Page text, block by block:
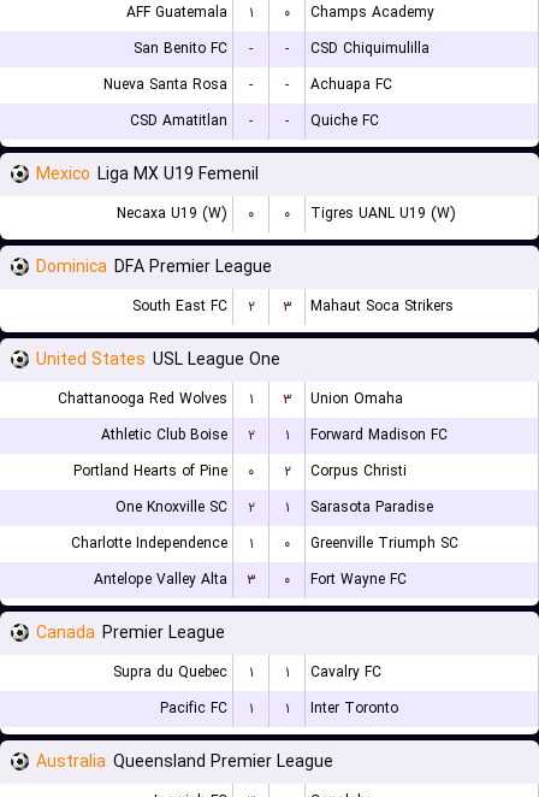
AFF Guatemala ۱ ۰
Champs Academy
San Benito FC
- -
CSD Chiquimulilla
Nueva Santa Rosa
- -
Achuapa FC
CSD Amatitlan
- - Quiche FC
Mexico Liga MX U19 Femenil
Necaxa U19 (W) ۰ ۰ Tigres UANL U19 (W)
Dominica DFA Premier League
South East FC ۲ ۳ Mahaut Soca Strikers
United States USL League One
Chattanooga Red Wolves ۱ ۳
Union Omaha
Athletic Club Boise
۲ ۱
Forward Madison FC
Portland Hearts of Pine
۰ ۲
Corpus Christi
One Knoxville SC
۲ ۱
Sarasota Paradise
Charlotte Independence
۱ ۰
Greenville Triumph SC
Antelope Valley Alta
۳ ۰ Fort Wayne FC
Canada Premier League
Supra du Quebec ۱ ۱
Cavalry FC
Pacific FC
۱ ۱ Inter Toronto
Australia Queensland Premier League